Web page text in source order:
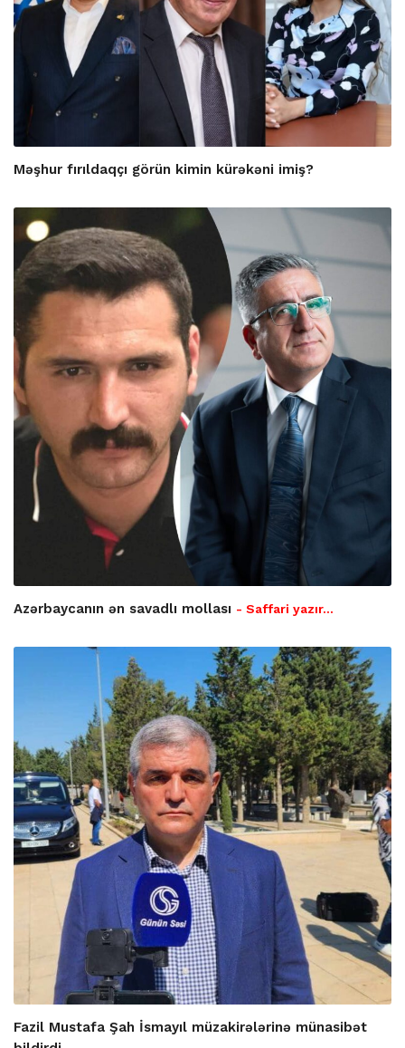
Məşhur fırıldaqçı görün kimin kürəkəni imiş?
Azərbaycanın ən savadlı mollası - Saffari yazır…
Fazil Mustafa Şah İsmayıl müzakirələrinə münasibət